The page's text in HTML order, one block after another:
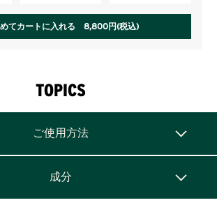
めてカートに入れる 8,800円(税込)
TOPICS
ご使用方法
成分